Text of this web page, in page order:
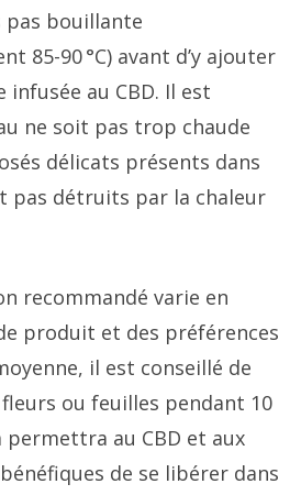
bouillante
85-90 °C) avant d’y ajouter
infusée au CBD. Il est
ne soit pas trop chaude
délicats présents dans
pas détruits par la chaleur
recommandé varie en
produit et des préférences
il est conseillé de
ou feuilles pendant 10
permettra au CBD et aux
de se libérer dans